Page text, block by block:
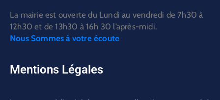
La mairie est ouverte du Lundi au vendredi de 7h30 à
12h30 et de 13h30 à 16h 30 l’après-midi.
Nous Sommes à votre écoute
Mentions Légales